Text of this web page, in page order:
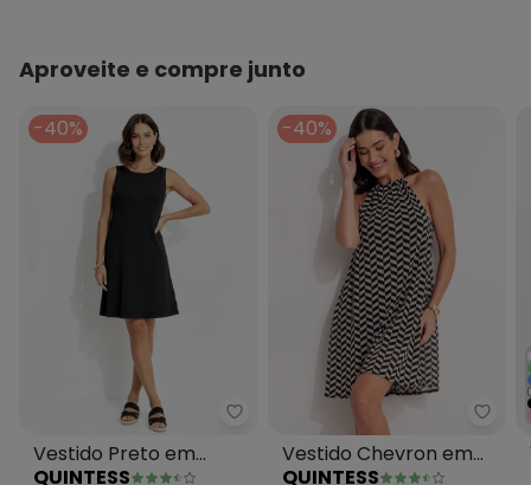
Aproveite e compre junto
-40%
Quintess - Vestido Preto em
Vestido Preto em
QUINTESS
-40%
Vestido Chevron em
QUINTESS